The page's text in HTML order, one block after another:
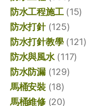
防水工程施工(15)
防水打針(125)
防水打針教學(121)
防水與風水(117)
防水防漏(129)
馬桶安裝(18)
馬桶維修(20)